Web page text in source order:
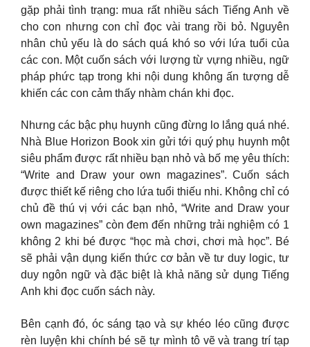
gặp phải tình trạng: mua rất nhiều sách Tiếng Anh về
cho con nhưng con chỉ đọc vài trang rồi bỏ. Nguyên
nhân chủ yếu là do sách quá khó so với lứa tuổi của
các con. Một cuốn sách với lượng từ vựng nhiều, ngữ
pháp phức tạp trong khi nội dung không ấn tượng dễ
khiến các con cảm thấy nhàm chán khi đọc.
Nhưng các bậc phụ huynh cũng đừng lo lắng quá nhé.
Nhà Blue Horizon Book xin gửi tới quý phụ huynh một
siêu phẩm được rất nhiều bạn nhỏ và bố mẹ yêu thích:
“Write and Draw your own magazines”. Cuốn sách
được thiết kế riêng cho lứa tuổi thiếu nhi. Không chỉ có
chủ đề thú vị với các bạn nhỏ, “Write and Draw your
own magazines” còn đem đến những trải nghiệm có 1
không 2 khi bé được “học mà chơi, chơi mà học”. Bé
sẽ phải vận dụng kiến thức cơ bản về tư duy logic, tư
duy ngôn ngữ và đặc biệt là khả năng sử dụng Tiếng
Anh khi đọc cuốn sách này.
Bên cạnh đó, óc sáng tạo và sự khéo léo cũng được
rèn luyện khi chính bé sẽ tự mình tô vẽ và trang trí tạp